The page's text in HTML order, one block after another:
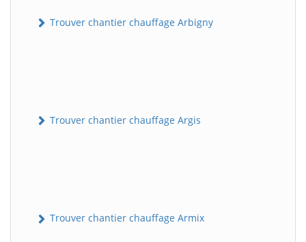
Trouver chantier chauffage Arbigny
Trouver chantier chauffage Argis
Trouver chantier chauffage Armix